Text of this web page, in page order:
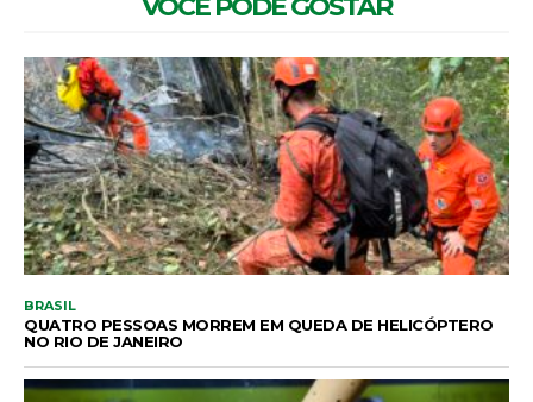
BRASIL
QUATRO PESSOAS MORREM EM QUEDA DE HELICÓPTERO
NO RIO DE JANEIRO